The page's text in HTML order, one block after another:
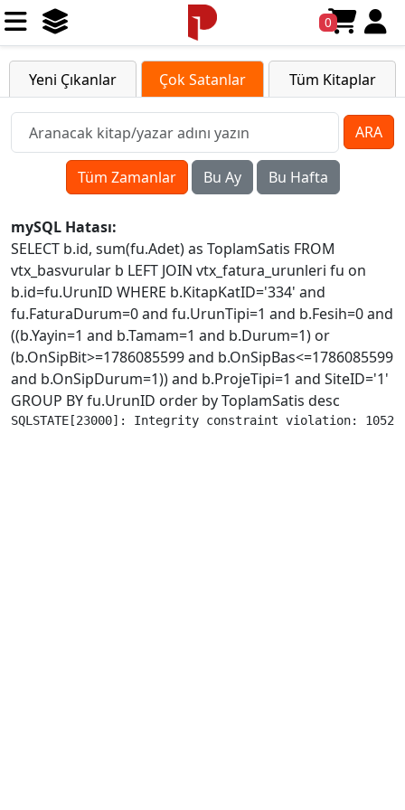
0
Yeni Çıkanlar Çok Satanlar Tüm Kitaplar
ARA
Tüm Zamanlar Bu Ay Bu Hafta
mySQL Hatası:
SELECT b.id, sum(fu.Adet) as ToplamSatis FROM
vtx_basvurular b LEFT JOIN vtx_fatura_urunleri fu on
b.id=fu.UrunID WHERE b.KitapKatID='334' and
fu.FaturaDurum=0 and fu.UrunTipi=1 and b.Fesih=0 and
((b.Yayin=1 and b.Tamam=1 and b.Durum=1) or
(b.OnSipBit>=1786085599 and b.OnSipBas<=1786085599
and b.OnSipDurum=1)) and b.ProjeTipi=1 and SiteID='1'
GROUP BY fu.UrunID order by ToplamSatis desc
SQLSTATE[23000]: Integrity constraint violation: 1052